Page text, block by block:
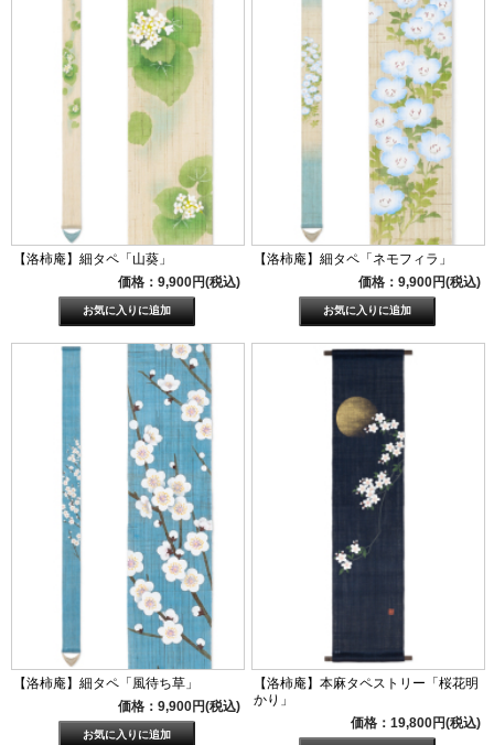
【洛柿庵】細タペ「山葵」
価格：9,900円(税込)
【洛柿庵】細タペ「ネモフィラ」
価格：9,900円(税込)
【洛柿庵】細タペ「風待ち草」
価格：9,900円(税込)
【洛柿庵】本麻タペストリー「桜花明
かり」
価格：19,800円(税込)